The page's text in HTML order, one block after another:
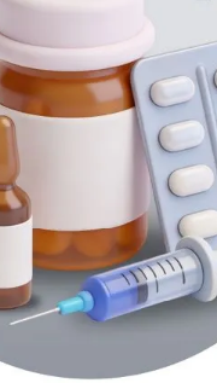
roche posay
nivea
pañales